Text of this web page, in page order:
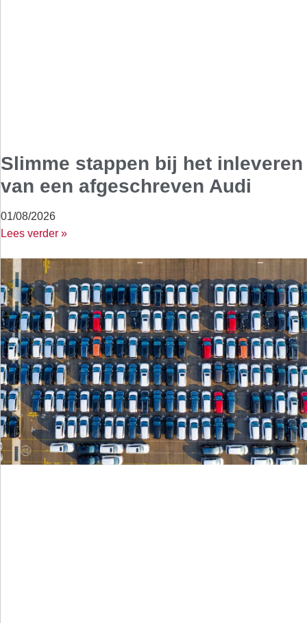
Slimme stappen bij het inleveren
van een afgeschreven Audi
01/08/2026
Lees verder »